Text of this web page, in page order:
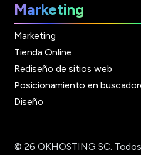
Marketing
Marketing
Tienda Online
Rediseño de sitios web
Posicionamiento en
Diseño
© 26 OKHOSTING SC.